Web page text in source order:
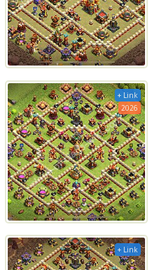
+ Link
2026
+ Link